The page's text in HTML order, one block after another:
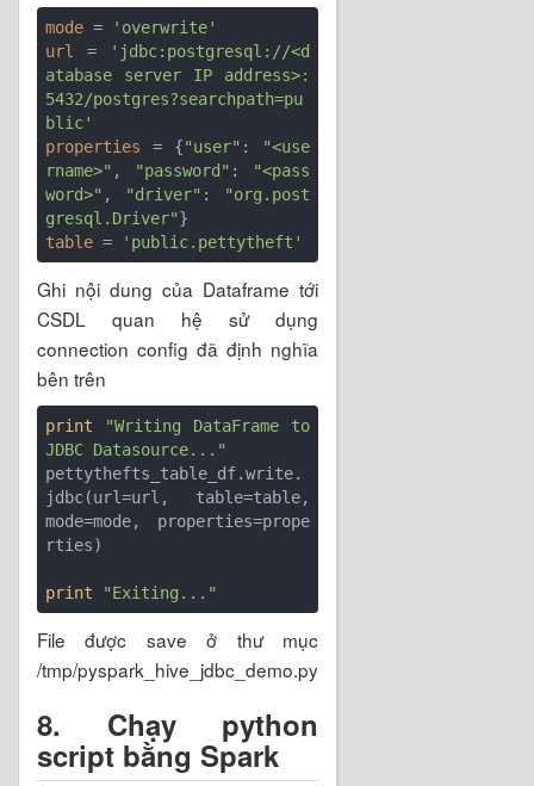
mode =
'overwrite'
url
=
'jdbc:postgresql://<d
atabase server IP address>:
5432/postgres?searchpath=pu
blic'
properties = {"user" :
"<use
rname>" , "password" :
"<pass
word>" , "driver" :
"org.post
gresql.Driver"
table = 'public.pettytheft'
Ghi nội dung của Dataframe tới
CSDL quan hệ sử dụng
connection config đã định nghĩa
bên trên
print
"Writing DataFrame to
JDBC Datasource..."
pettythefts_table_df.write.
jdbc(url=url, table=table,
mode=mode, properties=prope
rties)
print "Exiting..."
File được save ở thư mục
/tmp/pyspark_hive_jdbc_demo.py
8. Chạy python
script bằng Spark